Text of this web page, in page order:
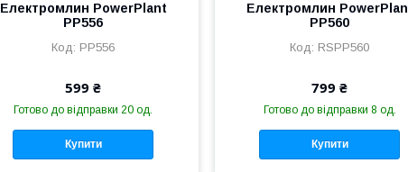
Електромлин PowerPlant
PP556
PP556
599 ₴
Готово до відправки 20 од.
Купити
Електромлин
PP560
RSPP560
799 ₴
Готово до відправки 8 од.
Купити